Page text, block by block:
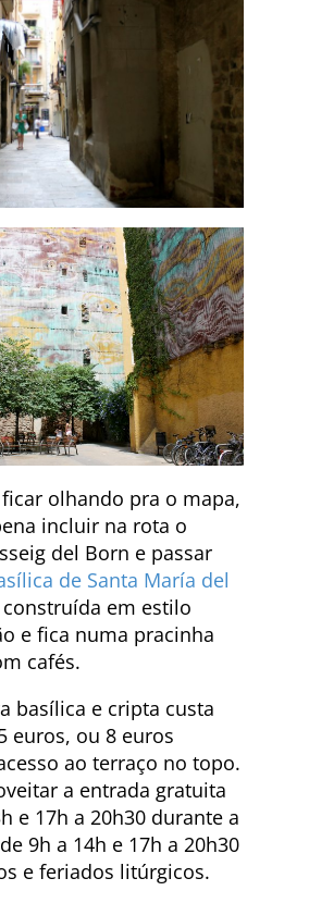
olhando pra o mapa,
incluir na rota o
del Born e passar
de Santa María del
em estilo
e fica numa pracinha
cafés.
basílica e cripta custa
euros, ou 8 euros
ao terraço no topo.
a entrada gratuita
e 17h a 20h30 durante a
9h a 14h e 17h a 20h30
e feriados litúrgicos.